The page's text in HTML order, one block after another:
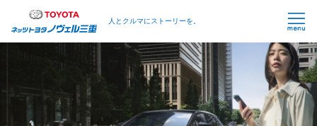
人とクルマにストーリーを。